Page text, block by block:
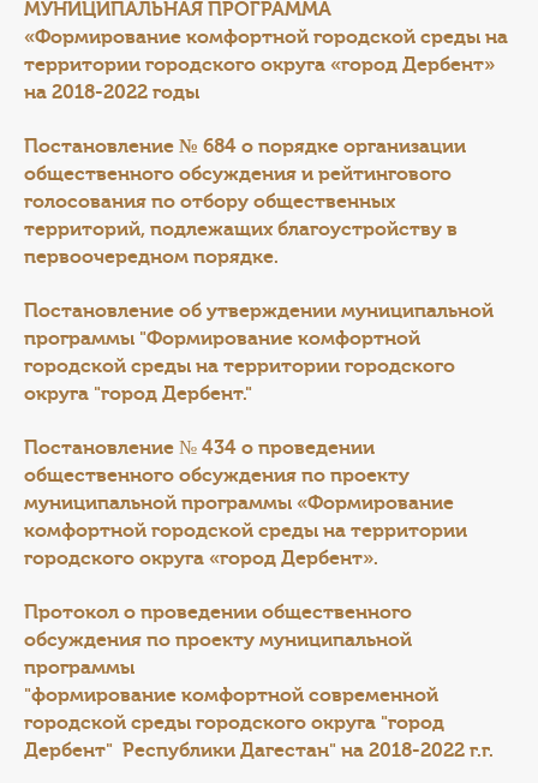
МУНИЦИПАЛЬНАЯ ПРОГРАММА
«Формирование комфортной городской среды на
территории городского округа «город Дербент»
на 2018-2022 годы
Постановление № 684 о порядке организации
общественного обсуждения и рейтингового
голосования по отбору общественных
территорий, подлежащих благоустройству в
первоочередном порядке.
Постановление об утверждении муниципальной
программы "Формирование комфортной
городской среды на территории городского
округа "город Дербент."
Постановление № 434 о проведении
общественного обсуждения по проекту
муниципальной программы «Формирование
комфортной городской среды на территории
городского округа «город Дербент».
Протокол о проведении общественного
обсуждения по проекту муниципальной
программы
"формирование комфортной современной
городской среды городского округа "город
Дербент" Республики Дагестан" на 2018-2022 г.г.